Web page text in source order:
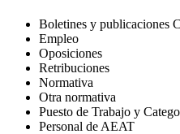
Boletines y publicaciones
Empleo
Oposiciones
Retribuciones
Normativa
Otra normativa
Puesto de Trabajo y
Personal de AEAT